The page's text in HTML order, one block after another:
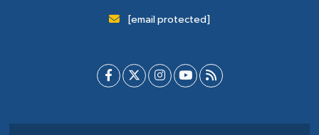
[email protected]